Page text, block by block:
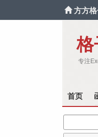
方方
格
专注
首页